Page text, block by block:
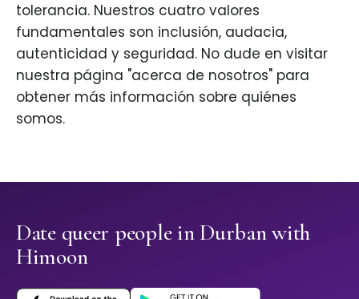
tolerancia. Nuestros cuatro valores
fundamentales son inclusión, audacia,
autenticidad y seguridad. No dude en visitar
nuestra página "acerca de nosotros" para
obtener más información sobre quiénes
somos.
Date queer people in Durban with
Himoon